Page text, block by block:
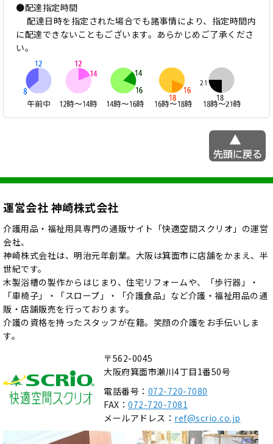
●配達指定時間
配達日時を指定された場合でも諸事情により、指定時間内
に配達できないこともございます。あらかじめご了承くださ
い。
運営会社 神崎株式会社
介護用品・福祉用具専門の通販サイト「快適空間スクリオ」の運営
会社、
神崎株式会社は、明治元年創業。大阪は箕面市に店舗をかまえ、半
世紀です。
木製浴槽の製作からはじまり、住宅リフォームや、「歩行器」・
「車椅子」・「スロープ」・「介護食品」など介護・福祉用品の通
販・店舗販売を行っております。
介護の資格を持ったスタッフが在籍。笑顔の介護をお手伝いしま
す。
〒562-0045
大阪府箕面市瀬川4丁目1番50号
電話番号： 072-720-7080
FAX： 072-720-7081
メールアドレス： ref@scrio.co.jp